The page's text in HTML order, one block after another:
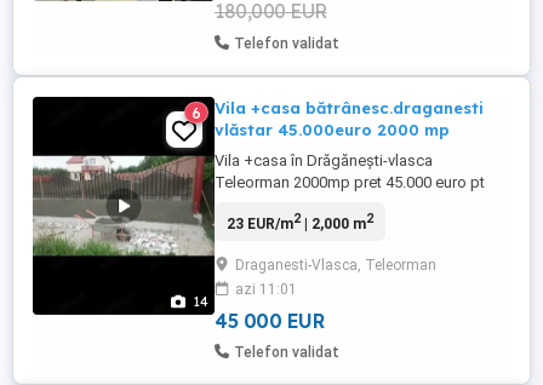
180,000 EUR
Telefon validat
14
6
Vila +casa bătrânesc.draganesti
vlăstar 45.000euro 2000 mp
Vila +casa în Drăgănești-vlasca
Teleorman 2000mp pret 45.000 euro pt
23 EUR/m2| 2,000 m2
Draganesti-Vlasca, Teleorman
azi 11:01
45 000 EUR
Telefon validat